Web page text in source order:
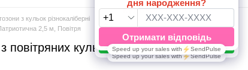
з кульок різнокаліберні
Багатокольорові 2,5 м
2,5 м, Повітря
повітряних кульок Патриотична 2,5 м,